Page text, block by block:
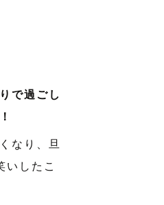
で過ごし
なり、旦
いしたこ